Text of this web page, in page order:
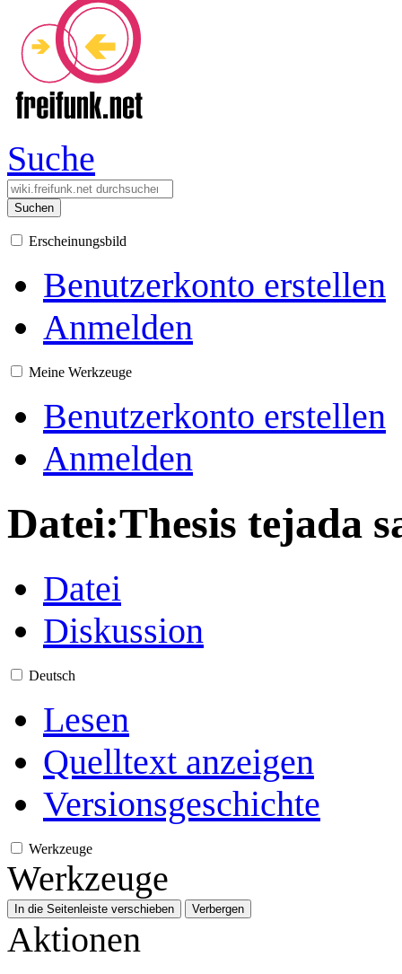
Suche
Suchen
Erscheinungsbild
Benutzerkonto erstellen
Anmelden
Meine Werkzeuge
Benutzerkonto erstellen
Anmelden
Datei:Thesis tejada
Datei
Diskussion
Deutsch
Lesen
Quelltext anzeigen
Versionsgeschichte
Werkzeuge
Werkzeuge
In die Seitenleiste verschieben Verbergen
Aktionen